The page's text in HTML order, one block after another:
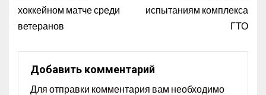
хоккейном матче среди
ветеранов
испытаниям комплекса
ГТО
Добавить комментарий
Для отправки комментария вам необходимо